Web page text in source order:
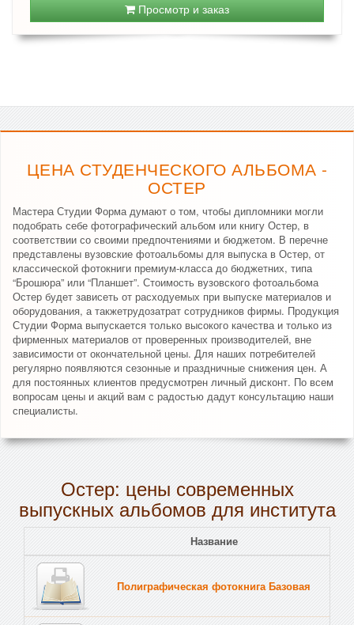
Просмотр и заказ
ЦЕНА СТУДЕНЧЕСКОГО АЛЬБОМА -
ОСТЕР
Мастера Студии Форма думают о том, чтобы дипломники могли
подобрать себе фотографический альбом или книгу Остер, в
соответствии со своими предпочтениями и бюджетом. В перечне
представлены вузовские фотоальбомы для выпуска в Остер, от
классической фотокниги премиум-класса до бюджетних, типа
“Брошюра” или “Планшет”. Стоимость вузовского фотоальбома
Остер будет зависеть от расходуемых при выпуске материалов и
оборудования, а такжетрудозатрат сотрудников фирмы. Продукция
Студии Форма выпускается только высокого качества и только из
фирменных материалов от проверенных производителей, вне
зависимости от окончательной цены. Для наших потребителей
регулярно появляются сезонные и праздничные снижения цен. А
для постоянных клиентов предусмотрен личный дисконт. По всем
вопросам цены и акций вам с радостью дадут консультацию наши
специалисты.
Остер: цены современных
выпускных альбомов для института
Название
Полиграфическая фотокнига Базовая